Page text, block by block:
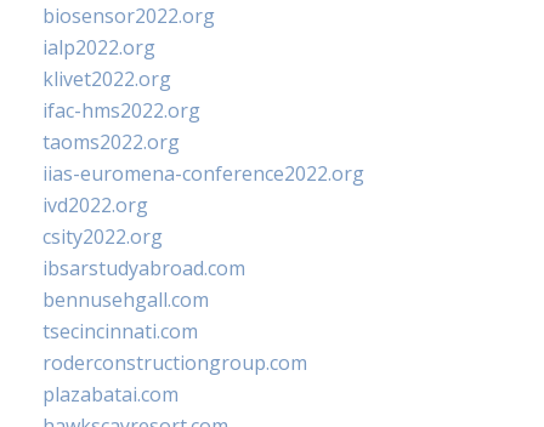
biosensor2022.org
ialp2022.org
klivet2022.org
ifac-hms2022.org
taoms2022.org
iias-euromena-conference2022.org
ivd2022.org
csity2022.org
ibsarstudyabroad.com
bennusehgall.com
tsecincinnati.com
roderconstructiongroup.com
plazabatai.com